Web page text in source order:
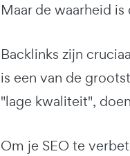
Maar de waarheid
Backlinks zijn
is een van de
"lage kwaliteit",
Om je SEO te